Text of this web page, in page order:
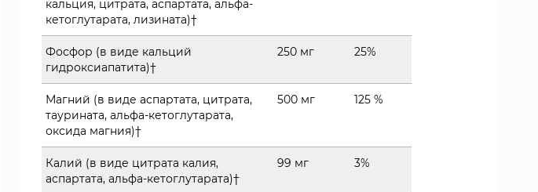
кальция, цитрата, аспартата, альфа-
кетоглутарата, лизината)†
Фосфор (в виде кальций
гидроксиапатита)†
250 мг 25%
Магний (в виде аспартата, цитрата,
таурината, альфа-кетоглутарата,
оксида магния)†
500 мг 125 %
Калий (в виде цитрата калия,
аспартата, альфа-кетоглутарата)†
99 мг 3%